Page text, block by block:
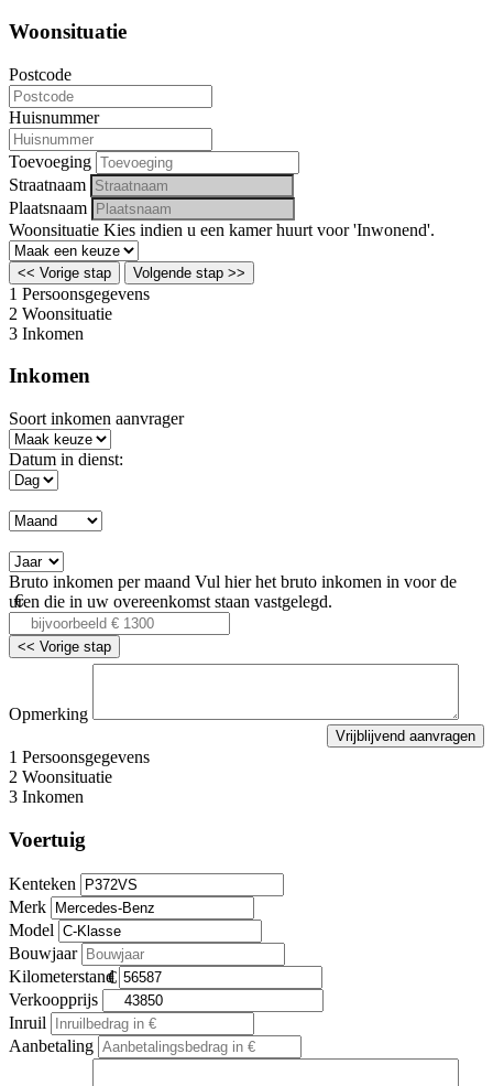
Woonsituatie
Postcode
Huisnummer
Toevoeging
Straatnaam
Plaatsnaam
Woonsituatie Kies indien u een kamer huurt voor 'Inwonend'.
<< Vorige stap Volgende stap >>
1 Persoonsgegevens
2 Woonsituatie
3 Inkomen
Inkomen
Soort inkomen aanvrager
Datum in dienst:
Bruto inkomen per maand Vul hier het bruto inkomen in voor de
uren die in uw overeenkomst staan vastgelegd.
<< Vorige stap
Opmerking
1 Persoonsgegevens
2 Woonsituatie
3 Inkomen
Voertuig
Kenteken
Merk
Model
Bouwjaar
Kilometerstand
Verkoopprijs
Inruil
Aanbetaling